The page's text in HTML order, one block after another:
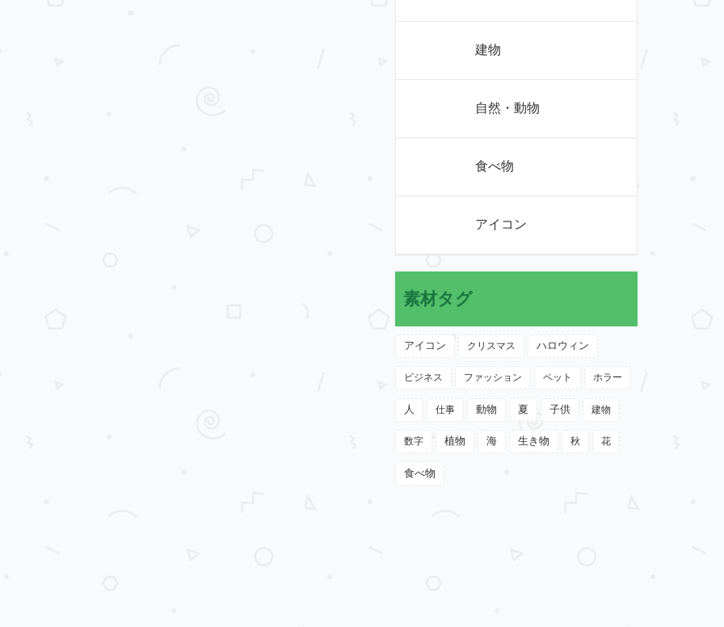
建物
自然・動物
食べ物
アイコン
素材タグ
アイコン クリスマス ハロウィン
ビジネス ファッション ペット ホラー
人 仕事 動物 夏 子供 建物
数字 植物 海 生き物 秋 花
食べ物